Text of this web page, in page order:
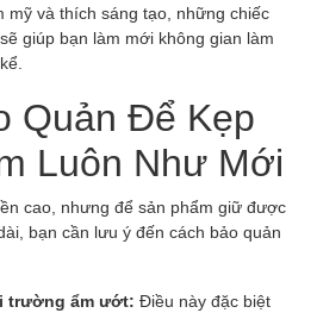
mỹ và thích sáng tạo, những chiếc
giúp bạn làm mới không gian làm
Quản Để Kẹp
Luôn Như Mới
cao, nhưng để sản phẩm giữ được
bạn cần lưu ý đến cách bảo quản
trường ẩm ướt: Điều này đặc biệt